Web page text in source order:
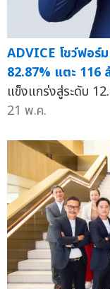
ADVICE โชว์ฟอร์
82.87% แตะ 116
แข็งแกร่งสู่ระดับ
21 พ.ค.